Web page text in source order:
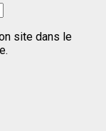
site dans le